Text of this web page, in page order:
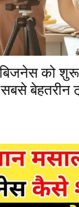
को शुरू
बेहतरीन